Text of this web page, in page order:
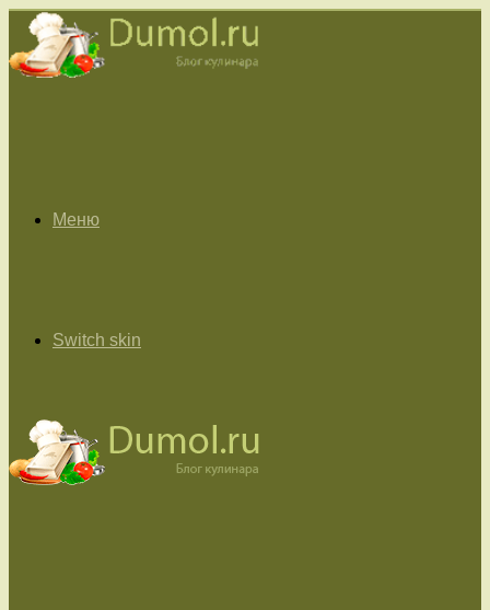
Меню
Switch skin